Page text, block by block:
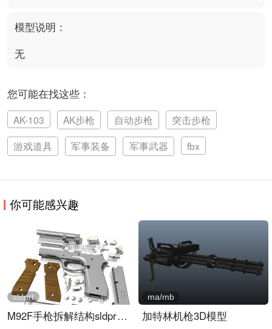
模型说明：
无
您可能在找这些：
AK-103 AK步枪 自动步枪
突击步枪
游戏道具
军事装备 军事武器 fbx
你可能感兴趣
M92F手枪拆解结构sldprt模..
sldprt
加特林机枪3D模型
ma/mb